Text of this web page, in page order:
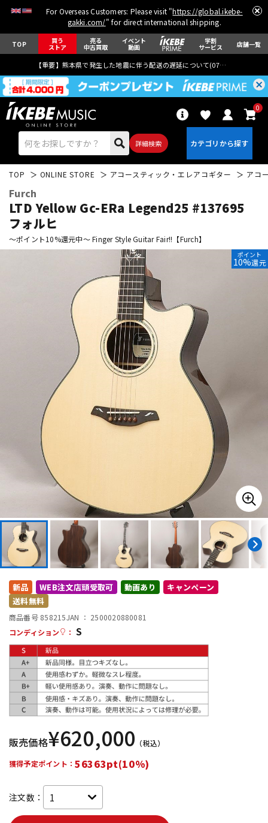
For Overseas Customers: Please visit "https://global.ikebe-
gakki.com/" for direct international shipping.
TOP 買う
ストア
売る
中古買取
イベント
動画
学割
サービス 店舗一覧
【重要】熊本県で発生した地震に伴う配送の遅延について(07月29日
詳細検索
0
エレキギター アコギ/エレアコ
パーカッション
キーボード 電子ピアノ
その他楽器
エフェクター
DTM
DTM オンライン納品 レコーディング機器
配信/ライブ機器 楽器アクセサリ
中古
TOP ONLINE STORE アコースティック・エレアコギター アコ
Furch
LTD Yellow Gc-ERa Legend25 #137695
フォルヒ
～ポイント10%還元中～ Finger Style Guitar Fair!!【Furch】
ポイント
10%還元
新品 WEB注文店頭受取可 動画あり
キャンペーン
送料無料
商品番号 858215JAN ： 2500020880081
コンディション
： S
販売価格¥620,000 （税込）
獲得予定ポイント： 56363pt(10%)
注文数：